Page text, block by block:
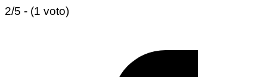
2/5 - (1 voto)